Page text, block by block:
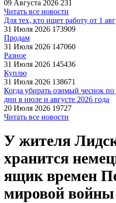
09 Августа 2026 231
Читать все новости
Для тех, кто ищет работу от 1
31 Июля 2026 173909
Продам
31 Июля 2026 147060
Разное
31 Июля 2026 145436
Куплю
31 Июля 2026 138671
Когда убирать озимый чеснок
дни в июле и августе 2026 года
20 Июля 2026 19727
Читать все новости
У жителя
хранится
ящик времен
мировой войны